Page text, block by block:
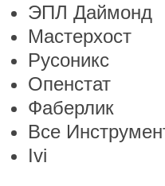
ЭПЛ Даймонд
Мастерхост
Русоникс
Опенстат
Фаберлик
Все
Ivi